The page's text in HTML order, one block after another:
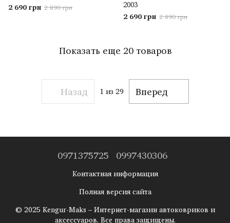
2 690 грн 2 890 грн
2003
2 690 грн 2 890 грн
Показать еще 20 товаров
Назад 1 из 29 Вперед
0971375725 0997430306
Контактная информация
Полная версия сайта
© 2025 Kengur-Maks – Интернет-магазин автоковриков и
аксессуаров. Все права защищены.